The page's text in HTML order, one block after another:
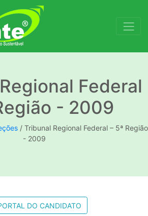
Federal
- 2009
/ Tribunal Regional Federal – 5ª Região
- 2009
DO CANDIDATO